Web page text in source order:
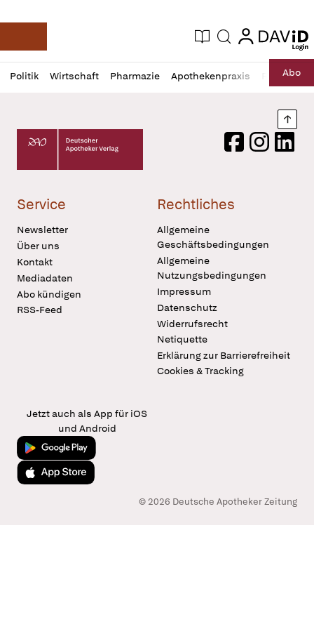
Deutsche Apotheker Zeitung
Aktuelle Ausgabe
Suche login
login
Politik Wirtschaft Pharmazie Apothekenpraxis RechtAbo
Profil
öffnen
Daz
Pur
Deutscher Apotheker Verlag Logo
FacebookInstagram
Service
Newsletter
Über uns
Kontakt
Mediadaten
Abo kündigen
RSS-Feed
Rechtliches
Allgemeine
Geschäftsbedingungen
Allgemeine
Nutzungsbedingungen
Impressum
Datenschutz
Widerrufsrecht
Netiquette
Erklärung zur Barrierefreiheit
Cookies & Tracking
Jetzt auch als App für iOS
und Android
Jetzt bei Google Play
Laden im App Store
© 2026 Deutsche Apotheker Zeitung